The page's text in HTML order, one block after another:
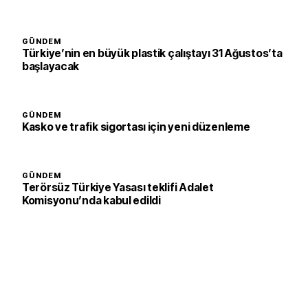
GÜNDEM
Türkiye’nin en büyük plastik çalıştayı 31 Ağustos’ta
başlayacak
GÜNDEM
Kasko ve trafik sigortası için yeni düzenleme
GÜNDEM
Terörsüz Türkiye Yasası teklifi Adalet
Komisyonu’nda kabul edildi